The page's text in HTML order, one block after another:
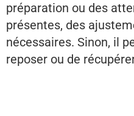
préparation ou des
présentes, des
nécessaires. Sinon, il
reposer ou de